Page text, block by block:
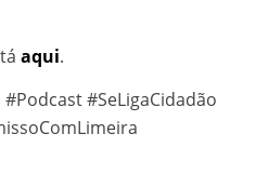
aqui.
#SeLigaCidadão